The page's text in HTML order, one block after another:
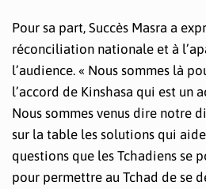
Pour sa part, Succès Masra a
réconciliation nationale et à
l’audience. « Nous sommes là
l’accord de Kinshasa qui est un
Nous sommes venus dire notre
sur la table les solutions qui
questions que les Tchadiens se
pour permettre au Tchad de se